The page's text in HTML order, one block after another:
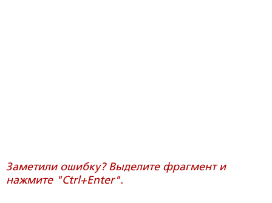
Заметили ошибку? Выделите фрагмент и
нажмите "Ctrl+Enter".